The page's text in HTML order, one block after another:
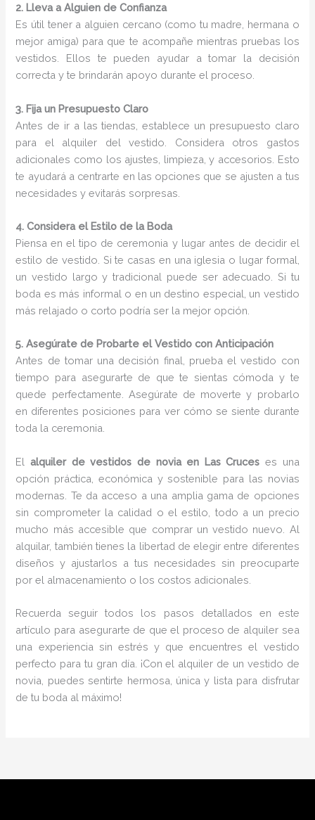
2. Lleva a Alguien de Confianza
Es útil tener a alguien cercano (como tu madre, hermana o
mejor amiga) para que te acompañe mientras pruebas los
vestidos. Ellos te pueden ayudar a tomar la decisión
correcta y te brindarán apoyo durante el proceso.
3. Fija un Presupuesto Claro
Antes de ir a las tiendas, establece un presupuesto claro
para el alquiler del vestido. Considera otros gastos
adicionales como los ajustes, limpieza, y accesorios. Esto
te ayudará a centrarte en las opciones que se ajusten a tus
necesidades y evitarás sorpresas.
4. Considera el Estilo de la Boda
Piensa en el tipo de ceremonia y lugar antes de decidir el
estilo de vestido. Si te casas en una iglesia o lugar formal,
un vestido largo y tradicional puede ser adecuado. Si tu
boda es más informal o en un destino especial, un vestido
más relajado o corto podría ser la mejor opción.
5. Asegúrate de Probarte el Vestido con Anticipación
Antes de tomar una decisión final, prueba el vestido con
tiempo para asegurarte de que te sientas cómoda y te
quede perfectamente. Asegúrate de moverte y probarlo
en diferentes posiciones para ver cómo se siente durante
toda la ceremonia.
Elalquiler de vestidos de novia en Las Cruces es una
opción práctica, económica y sostenible para las novias
modernas. Te da acceso a una amplia gama de opciones
sin comprometer la calidad o el estilo, todo a un precio
mucho más accesible que comprar un vestido nuevo. Al
alquilar, también tienes la libertad de elegir entre diferentes
diseños y ajustarlos a tus necesidades sin preocuparte
por el almacenamiento o los costos adicionales.
Recuerda seguir todos los pasos detallados en este
artículo para asegurarte de que el proceso de alquiler sea
una experiencia sin estrés y que encuentres el vestido
perfecto para tu gran día. ¡Con el alquiler de un vestido de
novia, puedes sentirte hermosa, única y lista para disfrutar
de tu boda al máximo!